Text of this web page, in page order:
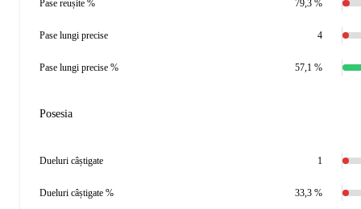
Pase reușite % 79,3 %
Pase lungi precise 4
Pase lungi precise % 57,1 %
Posesia
Dueluri câștigate 1
Dueluri câștigate % 33,3 %